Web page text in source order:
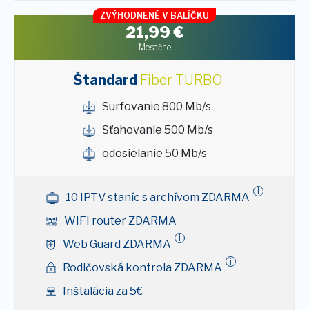
ZVÝHODNENÉ V BALÍČKU
21,99€
Mesačne
ŠtandardFiber TURBO
Surfovanie 800 Mb/s
Sťahovanie 500 Mb/s
odosielanie 50 Mb/s
10 IPTV staníc s archívom ZDARMA i
WIFI router ZDARMA
Web Guard ZDARMA
i
Rodičovská kontrola ZDARMA i
Inštalácia za 5€